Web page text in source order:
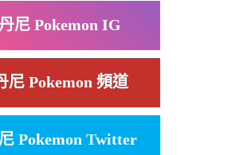
尼 Pokemon IG
尼 Pokemon 頻道
Pokemon Twitter